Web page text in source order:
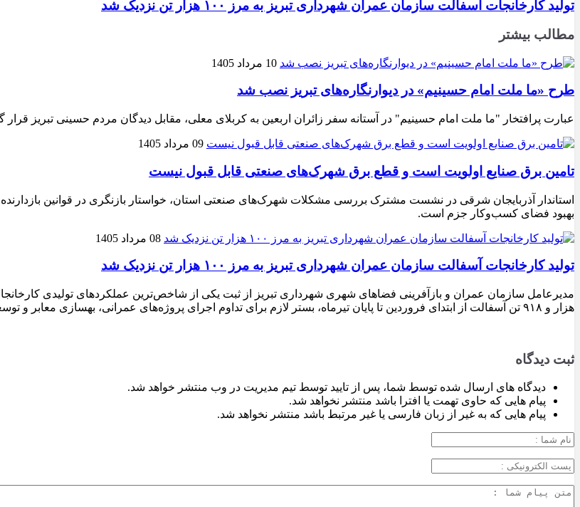
تولید کارخانجات آسفالت سازمان عمران شهرداری تبریز به مرز ۱۰۰ هزار تن نزدیک شد
مطالب بیشتر
10 مرداد 1405
طرح «ما ملت امام حسینیم» در دیوارنگاره‌های تبریز نصب شد
عبارت پرافتخار "ما ملت امام حسینیم" در آستانه سفر زائران اربعین به کربلای معلی، مقابل دیدگان مردم حسینی تبریز
09 مرداد 1405
تامین برق صنایع اولویت است و قطع برق شهرک‌های صنعتی قابل قبول نیست
استاندار آذربایجان شرقی در نشست مشترک بررسی مشکلات شهرک‌های صنعتی استان، خواستار بازنگری در قوانین
بهبود فضای کسب‌وکار جزم است.
08 مرداد 1405
تولید کارخانجات آسفالت سازمان عمران شهرداری تبریز به مرز ۱۰۰ هزار تن نزدیک شد
هزار و ۹۱۸ تن آسفالت از ابتدای فروردین تا پایان تیرماه، بستر لازم برای تداوم اجرای پروژه‌های عمرانی، بهسازی معابر و توسعه زیرساخت‌های شهری در سطح تبریز فراهم شده است.
ثبت دیدگاه
دیدگاه های ارسال شده توسط شما، پس از تایید توسط تیم مدیریت در وب منتشر خواهد شد.
پیام هایی که حاوی تهمت یا افترا باشد منتشر نخواهد شد.
پیام هایی که به غیر از زبان فارسی یا غیر مرتبط باشد منتشر نخواهد شد.